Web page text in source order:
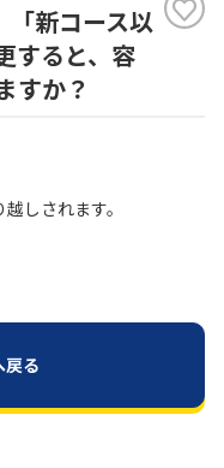
サポートサイトの使い方
工事・故障情報通知
「新コース以
すると、容
すか？
しされます。
戻る